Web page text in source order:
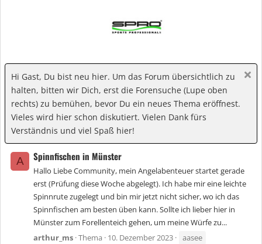
Hi Gast, Du bist neu hier. Um das Forum übersichtlich zu
halten, bitten wir Dich, erst die Forensuche (Lupe oben
rechts) zu bemühen, bevor Du ein neues Thema eröffnest.
Vieles wird hier schon diskutiert. Vielen Dank fürs
Verständnis und viel Spaß hier!
A Spinnfischen in Münster
Hallo Liebe Community, mein Angelabenteuer startet gerade
erst (Prüfung diese Woche abgelegt). Ich habe mir eine leichte
Spinnrute zugelegt und bin mir jetzt nicht sicher, wo ich das
Spinnfischen am besten üben kann. Sollte ich lieber hier in
Münster zum Forellenteich gehen, um meine Würfe zu...
arthur_ms Thema 10. Dezember 2023
aasee